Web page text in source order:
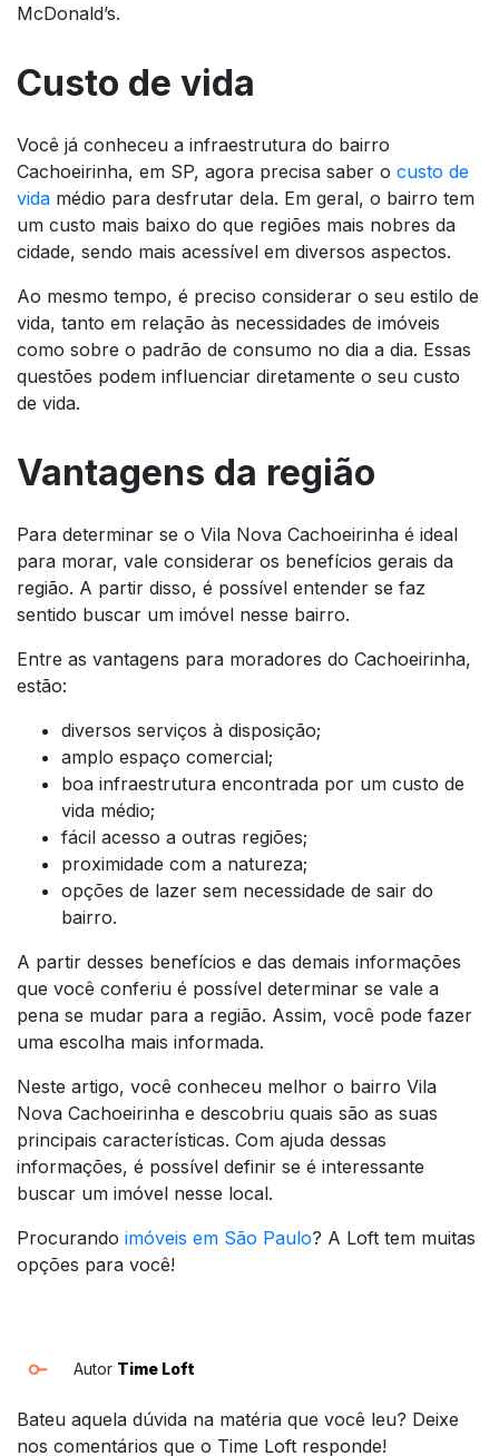
McDonald’s.
Custo de vida
Você já conheceu a infraestrutura do bairro
Cachoeirinha, em SP, agora precisa saber o custo de
vida médio para desfrutar dela. Em geral, o bairro tem
um custo mais baixo do que regiões mais nobres da
cidade, sendo mais acessível em diversos aspectos.
Ao mesmo tempo, é preciso considerar o seu estilo de
vida, tanto em relação às necessidades de imóveis
como sobre o padrão de consumo no dia a dia. Essas
questões podem influenciar diretamente o seu custo
de vida.
Vantagens da região
Para determinar se o Vila Nova Cachoeirinha é ideal
para morar, vale considerar os benefícios gerais da
região. A partir disso, é possível entender se faz
sentido buscar um imóvel nesse bairro.
Entre as vantagens para moradores do Cachoeirinha,
estão:
diversos serviços à disposição;
amplo espaço comercial;
boa infraestrutura encontrada por um custo de
vida médio;
fácil acesso a outras regiões;
proximidade com a natureza;
opções de lazer sem necessidade de sair do
bairro.
A partir desses benefícios e das demais informações
que você conferiu é possível determinar se vale a
pena se mudar para a região. Assim, você pode fazer
uma escolha mais informada.
Neste artigo, você conheceu melhor o bairro Vila
Nova Cachoeirinha e descobriu quais são as suas
principais características. Com ajuda dessas
informações, é possível definir se é interessante
buscar um imóvel nesse local.
Procurando imóveis em São Paulo? A Loft tem muitas
opções para você!
Autor Time Loft
Bateu aquela dúvida na matéria que você leu? Deixe
nos comentários que o Time Loft responde!